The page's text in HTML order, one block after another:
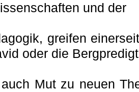
und der
greifen
oder die
Mut zu neuen